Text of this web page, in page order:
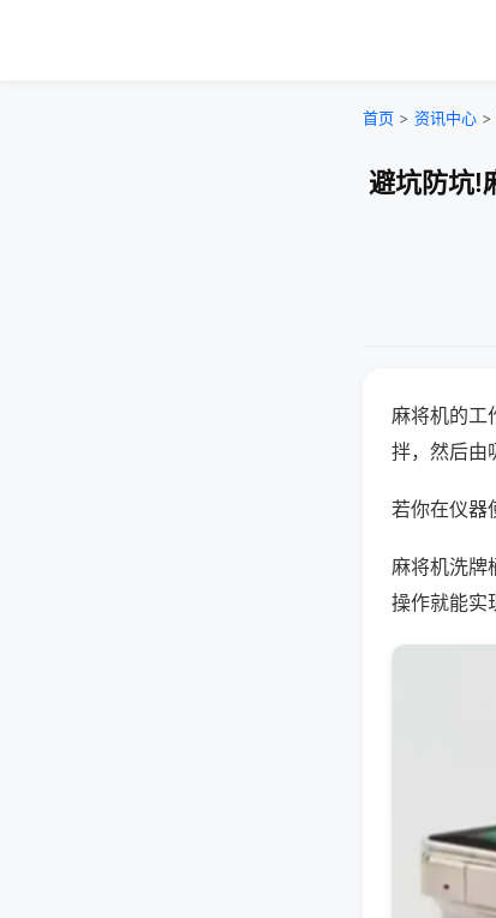
首页 > 资讯中心 >
避坑防坑!
麻将机的工
拌，然后由
若你在仪器
麻将机洗牌
操作就能实